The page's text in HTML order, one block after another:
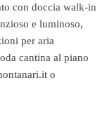
con doccia walk-in
e luminoso,
per aria
cantina al piano
o